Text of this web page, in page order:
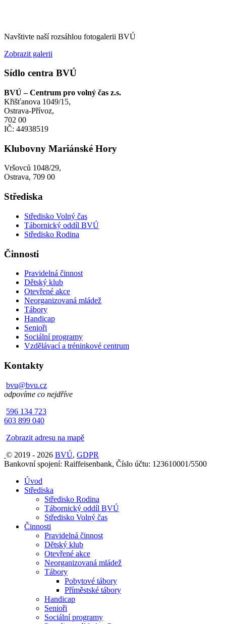
Navštivte naší rozsáhlou fotogalerii BVÚ
Zobrazit galerii
Sídlo centra BVÚ
BVÚ – Centrum pro volný čas z.s.
Křišťanova 1049/15,
Ostrava-Přívoz,
702 00
IČ: 44938519
Klubovny Mariánské Hory
Vršovců 1048/29,
Ostrava, 709 00
Střediska
Středisko Volný čas
Tábornický oddíl BVÚ
Středisko Rodina
Činnosti
Pravidelná činnost
Dětský klub
Otevřené akce
Neorganizovaná mládež
Tábory
Handicap
Senioři
Sociální programy
Vzdělávací a tréninkové centrum
Kontakty
bvu@bvu.cz
odpovíme co nejdříve
596 134 723
603 899 040
Zobrazit adresu na mapě
© 2019 - 2026 BVÚ, GDPR
Bankovní spojení: Raiffeisenbank, Číslo účtu: 123610001/5500
Úvod
Střediska
Středisko Rodina
Tábornický oddíl BVÚ
Středisko Volný čas
Činnosti
Pravidelná činnost
Dětský klub
Otevřené akce
Neorganizovaná mládež
Tábory
Pobytové tábory
Příměstské tábory
Handicap
Senioři
Sociální programy